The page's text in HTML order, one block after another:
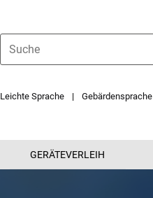
Leichte Sprache Gebärdensprache
GERÄTEVERLEIH